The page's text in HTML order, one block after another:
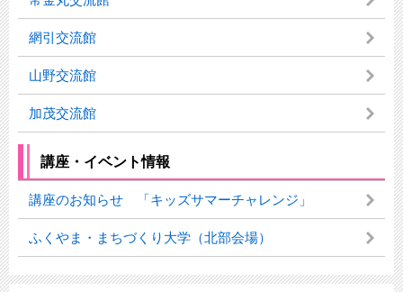
網引交流館
山野交流館
加茂交流館
講座・イベント情報
講座のお知らせ 「キッズサマーチャレンジ」
ふくやま・まちづくり大学（北部会場）